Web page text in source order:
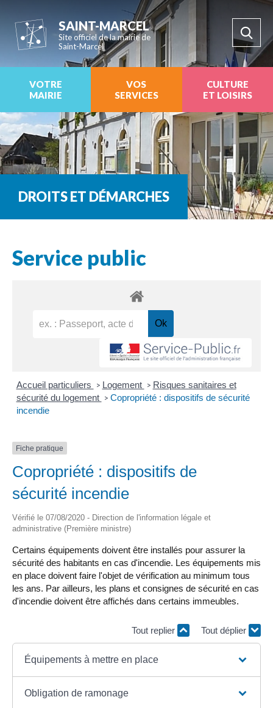
SAINT-MARCEL
Site officiel de la mairie de
Saint-Marcel
VOTRE
MAIRIE
VOS
SERVICES
CULTURE
ET LOISIRS
DROITS ET DÉMARCHES
Service public
Accueil particuliers > Logement > Risques sanitaires et
sécurité du logement > Copropriété : dispositifs de sécurité
incendie
Fiche pratique
Copropriété : dispositifs de
sécurité incendie
Vérifié le 07/08/2020 - Direction de l'information légale et
administrative (Première ministre)
Certains équipements doivent être installés pour assurer la
sécurité des habitants en cas d'incendie. Les équipements mis
en place doivent faire l'objet de vérification au minimum tous
les ans. Par ailleurs, les plans et consignes de sécurité en cas
d'incendie doivent être affichés dans certains immeubles.
Tout replier Tout déplier
Équipements à mettre en place
Obligation de ramonage